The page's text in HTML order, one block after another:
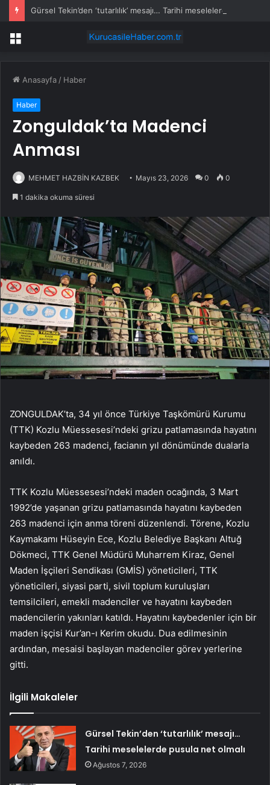
Menü
Anasayfa / Haber
Haber
Zonguldak’ta Madenci
Anması
MEHMET HAZBİN KAZBEK Mayıs 23, 2026 0 0
1 dakika okuma süresi
ZONGULDAK’ta, 34 yıl önce Türkiye Taşkömürü Kurumu
(TTK) Kozlu Müessesesi’ndeki grizu patlamasında hayatını
kaybeden 263 madenci, facianın yıl dönümünde dualarla
anıldı.
TTK Kozlu Müessesesi’ndeki maden ocağında, 3 Mart
1992’de yaşanan grizu patlamasında hayatını kaybeden
263 madenci için anma töreni düzenlendi. Törene, Kozlu
Kaymakamı Hüseyin Ece, Kozlu Belediye Başkanı Altuğ
Dökmeci, TTK Genel Müdürü Muharrem Kiraz, Genel
Maden İşçileri Sendikası (GMİS) yöneticileri, TTK
yöneticileri, siyasi parti, sivil toplum kuruluşları
temsilcileri, emekli madenciler ve hayatını kaybeden
madencilerin yakınları katıldı. Hayatını kaybedenler için bir
maden işçisi Kur’an-ı Kerim okudu. Dua edilmesinin
ardından, mesaisi başlayan madenciler görev yerlerine
gitti.
İlgili Makaleler
Gürsel Tekin’den ‘tutarlılık’ mesajı…
Tarihi meselelerde pusula net olmalı
Ağustos 7, 2026